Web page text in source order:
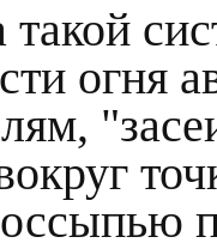
такой
огня